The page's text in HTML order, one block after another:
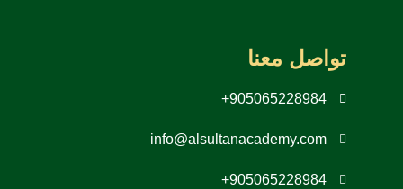
تواصل معنا
905065228984+
info@alsultanacademy.com
905065228984+